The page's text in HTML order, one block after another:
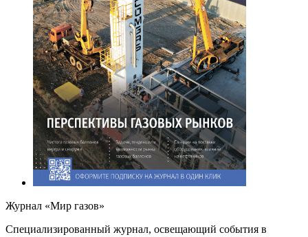
Журнал «Мир газов»
Cпециализированный журнал, освещающий события в